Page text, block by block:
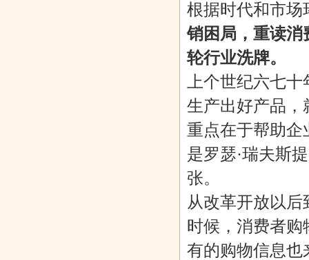
根据时代和市场
销困局，重读消
轮行业洗牌。
上个世纪六七
生产出好产品，
重点在于帮助企
是罗瑟·瑞夫斯
张。
从改革开放以
时候，消费者
有的购物信息也